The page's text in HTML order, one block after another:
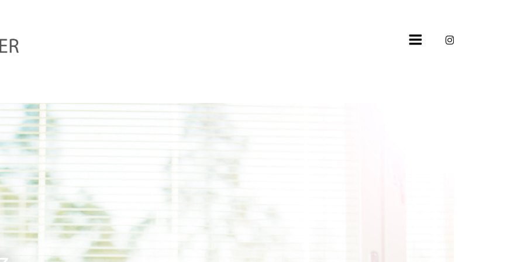
Schleifarbeiten
Wir
Ausstellung
instagram